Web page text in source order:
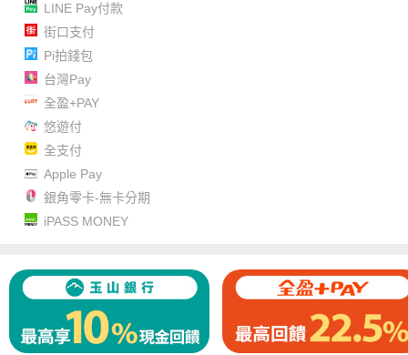
LINE Pay付款
街口支付
Pi拍錢包
台灣Pay
全盈+PAY
悠遊付
全支付
Apple Pay
銀角零卡-無卡分期
iPASS MONEY